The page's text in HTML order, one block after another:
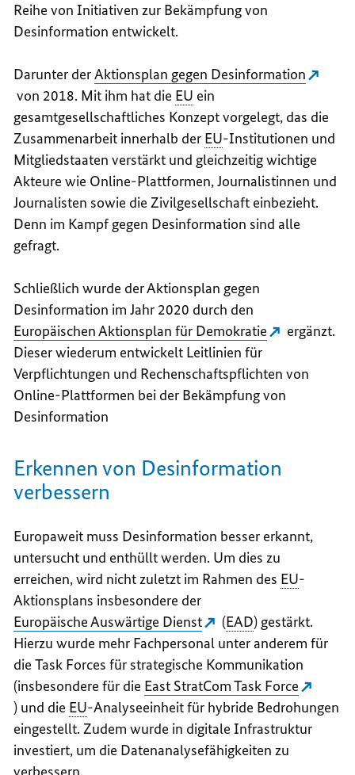
Reihe von Initiativen zur Bekämpfung von
Desinformation entwickelt.
Darunter derAktionsplan gegen Desinformation
von 2018. Mit ihm hat die EU ein
gesamtgesellschaftliches Konzept vorgelegt, das die
Zusammenarbeit innerhalb der EU-Institutionen und
Mitgliedstaaten verstärkt und gleichzeitig wichtige
Akteure wie Online-Plattformen, Journalistinnen und
Journalisten sowie die Zivilgesellschaft einbezieht.
Denn im Kampf gegen Desinformation sind alle
gefragt.
Schließlich wurde der Aktionsplan gegen
Desinformation im Jahr 2020 durch den
Europäischen Aktionsplan für Demokratie
ergänzt.
Dieser wiederum entwickelt Leitlinien für
Verpflichtungen und Rechenschaftspflichten von
Online-Plattformen bei der Bekämpfung von
Desinformation
Erkennen von Desinformation
verbessern
Europaweit muss Desinformation besser erkannt,
untersucht und enthüllt werden. Um dies zu
erreichen, wird nicht zuletzt im Rahmen des EU-
Aktionsplans insbesondere der
Europäische Auswärtige Dienst
(EAD) gestärkt.
Hierzu wurde mehr Fachpersonal unter anderem für
dieTask Forces für strategische Kommunikation
(insbesondere für die East StratCom Task Force
) und die EU-Analyseeinheit für hybride Bedrohungen
eingestellt. Zudem wurde in digitale Infrastruktur
investiert, um die Datenanalysefähigkeiten zu